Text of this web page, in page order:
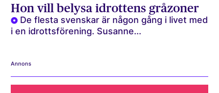
Hon vill belysa idrottens gråzoner
De flesta svenskar är någon gång i livet med
i en idrottsförening. Susanne...
Annons